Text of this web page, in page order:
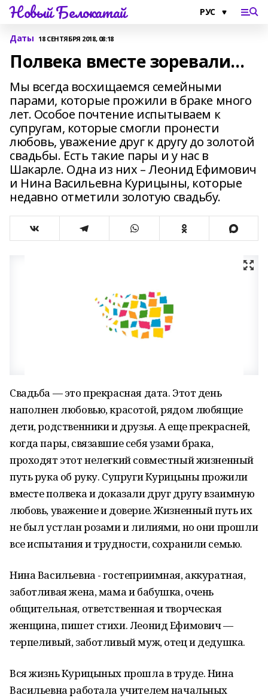
Новый Белокатай
Даты 18 СЕНТЯБРЯ 2018, 08:18
Полвека вместе зоревали…
Мы всегда восхищаемся семейными
парами, которые прожили в браке много
лет. Особое почтение испытываем к
супругам, которые смогли пронести
любовь, уважение друг к другу до золотой
свадьбы. Есть такие пары и у нас в
Шакарле. Одна из них – Леонид Ефимович
и Нина Васильевна Курицыны, которые
недавно отметили золотую свадьбу.
Свадьба — это прекрасная дата. Этот день
наполнен любовью, красотой, рядом любящие
дети, родственники и друзья. А еще прекрасней,
когда пары, связавшие себя узами брака,
проходят этот нелегкий совместный жизненный
путь рука об руку. Супруги Курицыны прожили
вместе полвека и доказали друг другу взаимную
любовь, уважение и доверие. Жизненный путь их
не был устлан розами и лилиями, но они прошли
все испытания и трудности, сохранили семью.
Нина Васильевна - гостеприимная, аккуратная,
заботливая жена, мама и бабушка, очень
общительная, ответственная и творческая
женщина, пишет стихи. Леонид Ефимович —
терпеливый, заботливый муж, отец и дедушка.
Вся жизнь Курицыных прошла в труде. Нина
Васильевна работала учителем начальных